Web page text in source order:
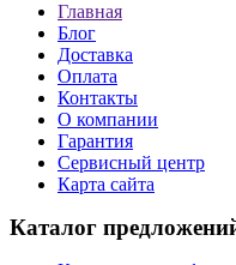
Главная
Блог
Доставка
Оплата
Контакты
О компании
Гарантия
Сервисный центр
Карта сайта
Каталог